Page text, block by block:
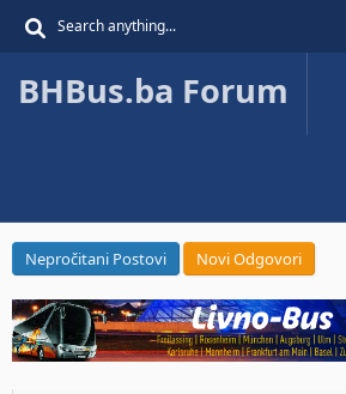
BHBus.ba Forum
Nepročitani Postovi Novi Odgovori